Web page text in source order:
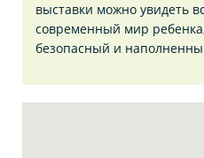
выставки можно увидеть
современный мир
безопасный и